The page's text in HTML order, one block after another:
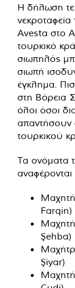
Η δήλωση
Avesta στο
τουρκικό
σιωπηλός
σιωπή
έγκλημα.
στη Βόρεια
όλοι όσοι
απαντήσουν
τουρκικού
Τα ονόματα
αναφέρονται
Farqin)
Şehba)
Şiyar)